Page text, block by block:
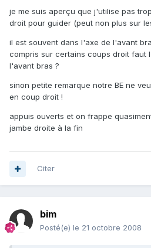
je me suis aperçu que j'utilise pas
droit pour guider (peut non plus sur
il est souvent dans l'axe de l'avant
compris sur certains coups droit faut
l'avant bras ?
sinon petite remarque notre BE ne
en coup droit !
appuis ouverts et on frappe
jambe droite à la fin
Citer
bim
Posté(e) le 21 octobre 2008